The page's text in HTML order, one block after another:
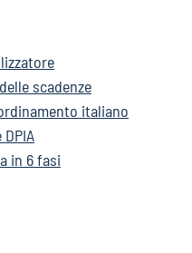
scadenze
italiano
in 6 fasi